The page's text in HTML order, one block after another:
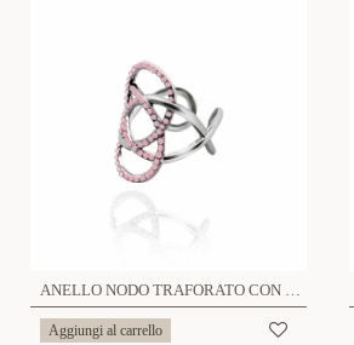
ANELLO NODO TRAFORATO CON STRASS - OY24624A50
Aggiungi al carrello